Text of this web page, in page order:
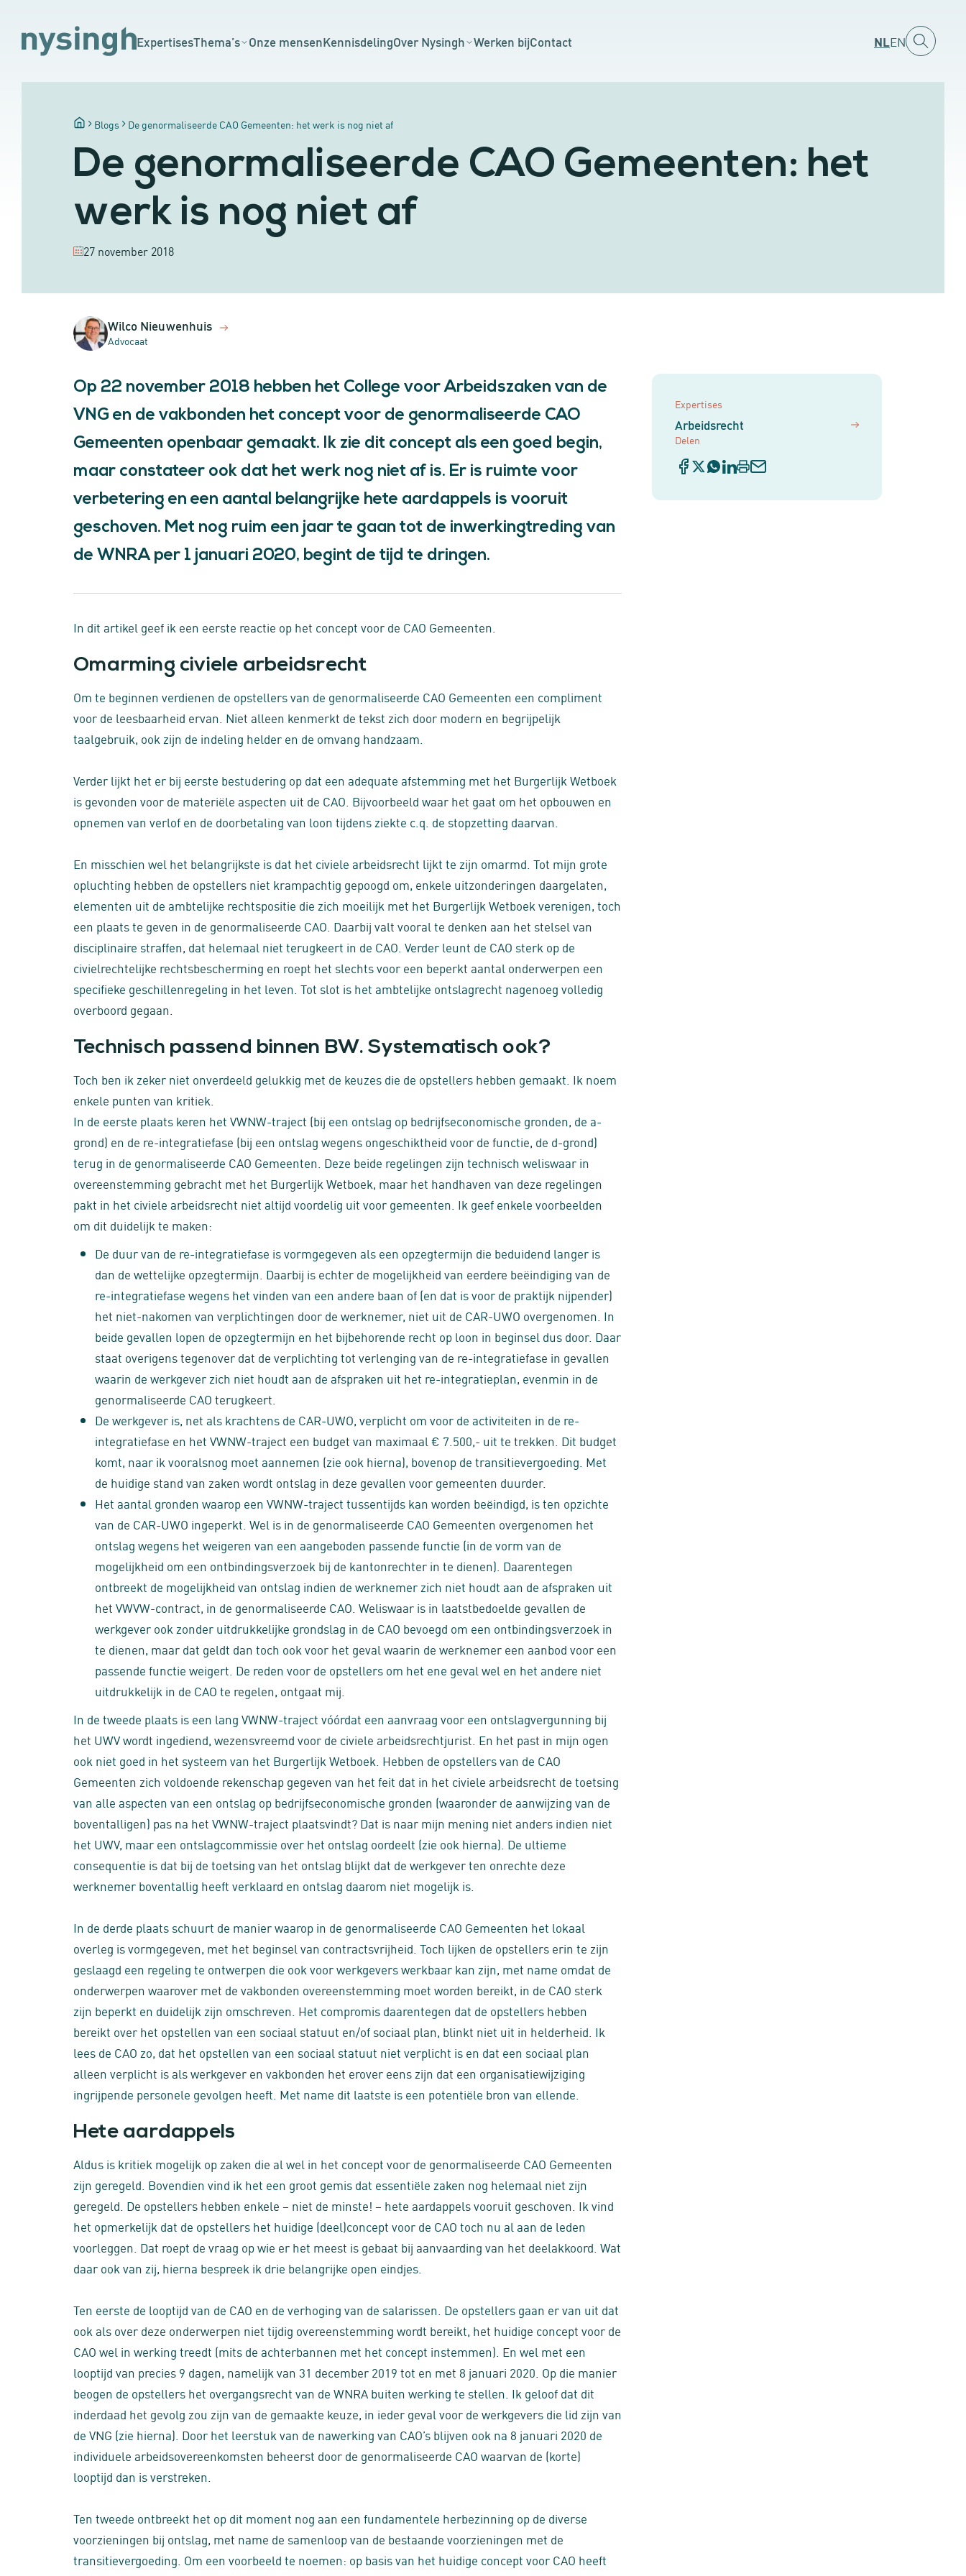
ExpertisesThema’s Onze mensenKennisdelingOver Nysingh Werken bijContact NLEN
Blogs De genormaliseerde CAO Gemeenten: het werk is nog niet af
De genormaliseerde CAO Gemeenten: het
werk is nog niet af
27 november 2018
Wilco Nieuwenhuis
Advocaat
Op 22 november 2018 hebben het College voor Arbeidszaken van de
VNG en de vakbonden het concept voor de genormaliseerde CAO
Gemeenten openbaar gemaakt. Ik zie dit concept als een goed begin,
maar constateer ook dat het werk nog niet af is. Er is ruimte voor
verbetering en een aantal belangrijke hete aardappels is vooruit
geschoven. Met nog ruim een jaar te gaan tot de inwerkingtreding van
de WNRA per 1 januari 2020, begint de tijd te dringen.
In dit artikel geef ik een eerste reactie op het concept voor de CAO Gemeenten.
Omarming civiele arbeidsrecht
Om te beginnen verdienen de opstellers van de genormaliseerde CAO Gemeenten een compliment
voor de leesbaarheid ervan. Niet alleen kenmerkt de tekst zich door modern en begrijpelijk
taalgebruik, ook zijn de indeling helder en de omvang handzaam.
Verder lijkt het er bij eerste bestudering op dat een adequate afstemming met het Burgerlijk Wetboek
is gevonden voor de materiële aspecten uit de CAO. Bijvoorbeeld waar het gaat om het opbouwen en
opnemen van verlof en de doorbetaling van loon tijdens ziekte c.q. de stopzetting daarvan.
En misschien wel het belangrijkste is dat het civiele arbeidsrecht lijkt te zijn omarmd. Tot mijn grote
opluchting hebben de opstellers niet krampachtig gepoogd om, enkele uitzonderingen daargelaten,
elementen uit de ambtelijke rechtspositie die zich moeilijk met het Burgerlijk Wetboek verenigen, toch
een plaats te geven in de genormaliseerde CAO. Daarbij valt vooral te denken aan het stelsel van
disciplinaire straffen, dat helemaal niet terugkeert in de CAO. Verder leunt de CAO sterk op de
civielrechtelijke rechtsbescherming en roept het slechts voor een beperkt aantal onderwerpen een
specifieke geschillenregeling in het leven. Tot slot is het ambtelijke ontslagrecht nagenoeg volledig
overboord gegaan.
Technisch passend binnen BW. Systematisch ook?
Toch ben ik zeker niet onverdeeld gelukkig met de keuzes die de opstellers hebben gemaakt. Ik noem
enkele punten van kritiek.
In de eerste plaats keren het VWNW-traject (bij een ontslag op bedrijfseconomische gronden, de a-
grond) en de re-integratiefase (bij een ontslag wegens ongeschiktheid voor de functie, de d-grond)
terug in de genormaliseerde CAO Gemeenten. Deze beide regelingen zijn technisch weliswaar in
overeenstemming gebracht met het Burgerlijk Wetboek, maar het handhaven van deze regelingen
pakt in het civiele arbeidsrecht niet altijd voordelig uit voor gemeenten. Ik geef enkele voorbeelden
om dit duidelijk te maken:
De duur van de re-integratiefase is vormgegeven als een opzegtermijn die beduidend langer is
dan de wettelijke opzegtermijn. Daarbij is echter de mogelijkheid van eerdere beëindiging van de
re-integratiefase wegens het vinden van een andere baan of (en dat is voor de praktijk nijpender)
het niet-nakomen van verplichtingen door de werknemer, niet uit de CAR-UWO overgenomen. In
beide gevallen lopen de opzegtermijn en het bijbehorende recht op loon in beginsel dus door. Daar
staat overigens tegenover dat de verplichting tot verlenging van de re-integratiefase in gevallen
waarin de werkgever zich niet houdt aan de afspraken uit het re-integratieplan, evenmin in de
genormaliseerde CAO terugkeert.
De werkgever is, net als krachtens de CAR-UWO, verplicht om voor de activiteiten in de re-
integratiefase en het VWNW-traject een budget van maximaal € 7.500,- uit te trekken. Dit budget
komt, naar ik vooralsnog moet aannemen (zie ook hierna), bovenop de transitievergoeding. Met
de huidige stand van zaken wordt ontslag in deze gevallen voor gemeenten duurder.
Het aantal gronden waarop een VWNW-traject tussentijds kan worden beëindigd, is ten opzichte
van de CAR-UWO ingeperkt. Wel is in de genormaliseerde CAO Gemeenten overgenomen het
ontslag wegens het weigeren van een aangeboden passende functie (in de vorm van de
mogelijkheid om een ontbindingsverzoek bij de kantonrechter in te dienen). Daarentegen
ontbreekt de mogelijkheid van ontslag indien de werknemer zich niet houdt aan de afspraken uit
het VWVW-contract, in de genormaliseerde CAO. Weliswaar is in laatstbedoelde gevallen de
werkgever ook zonder uitdrukkelijke grondslag in de CAO bevoegd om een ontbindingsverzoek in
te dienen, maar dat geldt dan toch ook voor het geval waarin de werknemer een aanbod voor een
passende functie weigert. De reden voor de opstellers om het ene geval wel en het andere niet
uitdrukkelijk in de CAO te regelen, ontgaat mij.
In de tweede plaats is een lang VWNW-traject vóórdat een aanvraag voor een ontslagvergunning bij
het UWV wordt ingediend, wezensvreemd voor de civiele arbeidsrechtjurist. En het past in mijn ogen
ook niet goed in het systeem van het Burgerlijk Wetboek. Hebben de opstellers van de CAO
Gemeenten zich voldoende rekenschap gegeven van het feit dat in het civiele arbeidsrecht de toetsing
van alle aspecten van een ontslag op bedrijfseconomische gronden (waaronder de aanwijzing van de
boventalligen) pas na het VWNW-traject plaatsvindt? Dat is naar mijn mening niet anders indien niet
het UWV, maar een ontslagcommissie over het ontslag oordeelt (zie ook hierna). De ultieme
consequentie is dat bij de toetsing van het ontslag blijkt dat de werkgever ten onrechte deze
werknemer boventallig heeft verklaard en ontslag daarom niet mogelijk is.
In de derde plaats schuurt de manier waarop in de genormaliseerde CAO Gemeenten het lokaal
overleg is vormgegeven, met het beginsel van contractsvrijheid. Toch lijken de opstellers erin te zijn
geslaagd een regeling te ontwerpen die ook voor werkgevers werkbaar kan zijn, met name omdat de
onderwerpen waarover met de vakbonden overeenstemming moet worden bereikt, in de CAO sterk
zijn beperkt en duidelijk zijn omschreven. Het compromis daarentegen dat de opstellers hebben
bereikt over het opstellen van een sociaal statuut en/of sociaal plan, blinkt niet uit in helderheid. Ik
lees de CAO zo, dat het opstellen van een sociaal statuut niet verplicht is en dat een sociaal plan
alleen verplicht is als werkgever en vakbonden het erover eens zijn dat een organisatiewijziging
ingrijpende personele gevolgen heeft. Met name dit laatste is een potentiële bron van ellende.
Hete aardappels
Aldus is kritiek mogelijk op zaken die al wel in het concept voor de genormaliseerde CAO Gemeenten
zijn geregeld. Bovendien vind ik het een groot gemis dat essentiële zaken nog helemaal niet zijn
geregeld. De opstellers hebben enkele – niet de minste! – hete aardappels vooruit geschoven. Ik vind
het opmerkelijk dat de opstellers het huidige (deel)concept voor de CAO toch nu al aan de leden
voorleggen. Dat roept de vraag op wie er het meest is gebaat bij aanvaarding van het deelakkoord. Wat
daar ook van zij, hierna bespreek ik drie belangrijke open eindjes.
Ten eerste de looptijd van de CAO en de verhoging van de salarissen. De opstellers gaan er van uit dat
ook als over deze onderwerpen niet tijdig overeenstemming wordt bereikt, het huidige concept voor de
CAO wel in werking treedt (mits de achterbannen met het concept instemmen). En wel met een
looptijd van precies 9 dagen, namelijk van 31 december 2019 tot en met 8 januari 2020. Op die manier
beogen de opstellers het overgangsrecht van de WNRA buiten werking te stellen. Ik geloof dat dit
inderdaad het gevolg zou zijn van de gemaakte keuze, in ieder geval voor de werkgevers die lid zijn van
de VNG (zie hierna). Door het leerstuk van de nawerking van CAO’s blijven ook na 8 januari 2020 de
individuele arbeidsovereenkomsten beheerst door de genormaliseerde CAO waarvan de (korte)
looptijd dan is verstreken.
Ten tweede ontbreekt het op dit moment nog aan een fundamentele herbezinning op de diverse
voorzieningen bij ontslag, met name de samenloop van de bestaande voorzieningen met de
transitievergoeding. Om een voorbeeld te noemen: op basis van het huidige concept voor CAO heeft
Expertises
Arbeidsrecht
Delen